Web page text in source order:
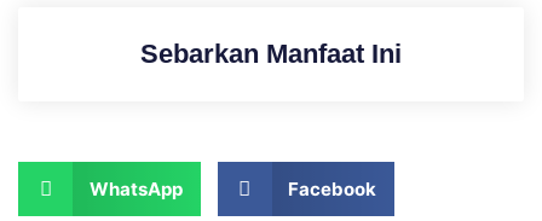
Sebarkan Manfaat Ini
WhatsApp Facebook